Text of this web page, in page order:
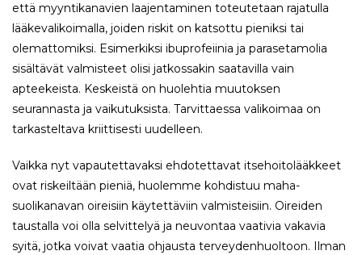
että myyntikanavien laajentaminen toteutetaan rajatulla
lääkevalikoimalla, joiden riskit on katsottu pieniksi tai
olemattomiksi. Esimerkiksi ibuprofeiinia ja parasetamolia
sisältävät valmisteet olisi jatkossakin saatavilla vain
apteekeista. Keskeistä on huolehtia muutoksen
seurannasta ja vaikutuksista. Tarvittaessa valikoimaa on
tarkasteltava kriittisesti uudelleen.
Vaikka nyt vapautettavaksi ehdotettavat itsehoitolääkkeet
ovat riskeiltään pieniä, huolemme kohdistuu maha-
suolikanavan oireisiin käytettäviin valmisteisiin. Oireiden
taustalla voi olla selvittelyä ja neuvontaa vaativia vakavia
syitä, jotka voivat vaatia ohjausta terveydenhuoltoon. Ilman